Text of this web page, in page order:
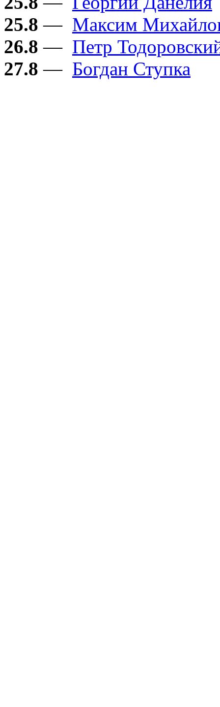
25.8 — Максим
26.8 — Петр
27.8 — Богдан Ступка